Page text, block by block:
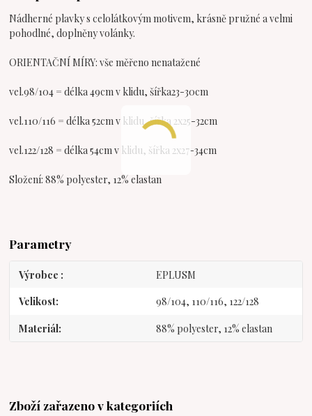
Nádherné plavky s celolátkovým motivem, krásně pružné a velmi
pohodlné, doplněny volánky.
ORIENTAČNÍ MÍRY: vše měřeno nenatažené
vel.98/104 = délka 49cm v klidu, šířka23-30cm
vel.110/116 = délka 52cm v klidu, šířka 2x25-32cm
vel.122/128 = délka 54cm v klidu, šířka 2x27-34cm
Složení: 88% polyester, 12% elastan
Parametry
Výrobce EPLUSM
Velikost 98/104, 110/116, 122/128
Materiál 88% polyester, 12% elastan
Zboží zařazeno v kategoriích